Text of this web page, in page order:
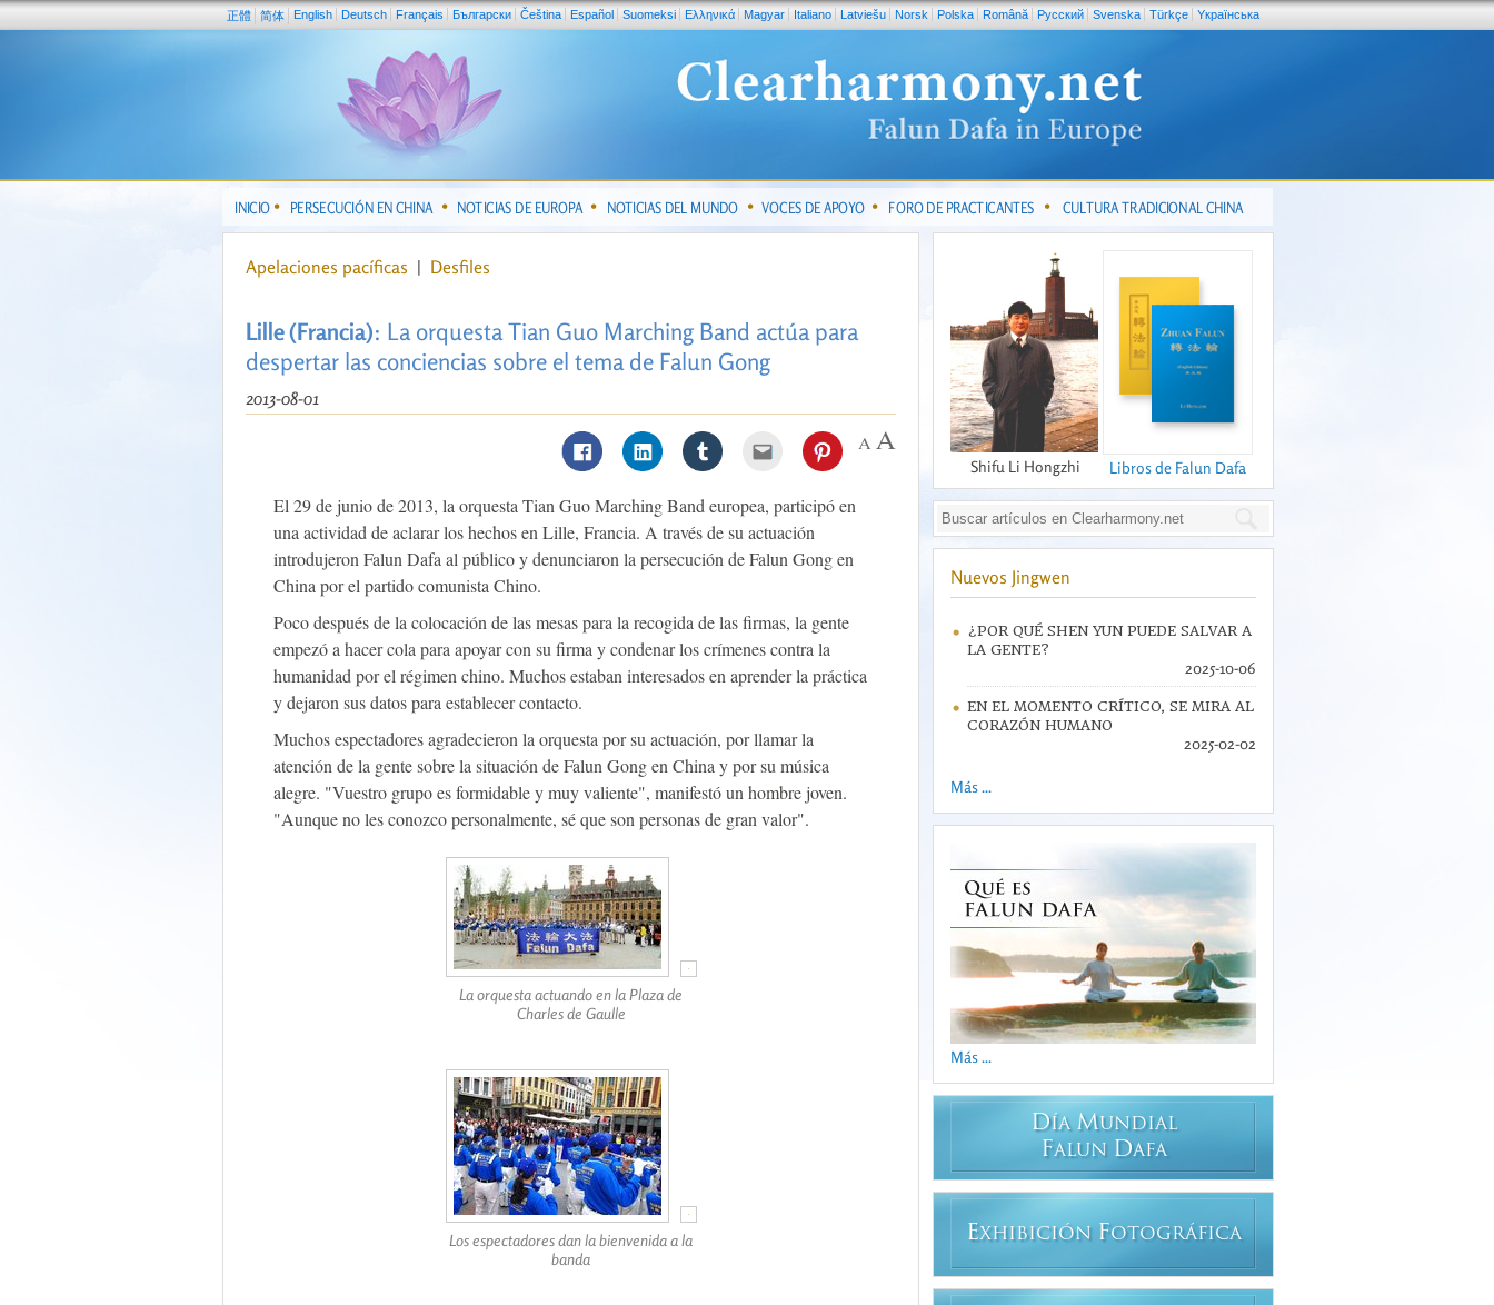
正體 简体 English Deutsch Français Български Čeština Español Suomeksi Ελληνικά Magyar Italiano Latviešu Norsk Polska Română Pусский Svenska Türkçe Yкраїнська
INICIO PERSECUCIÓN EN CHINA NOTICIAS DE EUROPA NOTICIAS DEL MUNDO VOCES DE APOYO FORO DE PRACTICANTES CULTURA TRADICIONAL CHINA
Apelaciones pacíficas | Desfiles
Lille (Francia): La orquesta Tian Guo Marching Band actúa para
despertar las conciencias sobre el tema de Falun Gong
2013-08-01
El 29 de junio de 2013, la orquesta Tian Guo Marching Band europea, participó en
una actividad de aclarar los hechos en Lille, Francia. A través de su actuación
introdujeron Falun Dafa al público y denunciaron la persecución de Falun Gong en
China por el partido comunista Chino.
Poco después de la colocación de las mesas para la recogida de las firmas, la gente
empezó a hacer cola para apoyar con su firma y condenar los crímenes contra la
humanidad por el régimen chino. Muchos estaban interesados en aprender la práctica
y dejaron sus datos para establecer contacto.
Muchos espectadores agradecieron la orquesta por su actuación, por llamar la
atención de la gente sobre la situación de Falun Gong en China y por su música
alegre. "Vuestro grupo es formidable y muy valiente", manifestó un hombre joven.
"Aunque no les conozco personalmente, sé que son personas de gran valor".
La orquesta actuando en la Plaza de
Charles de Gaulle
Los espectadores dan la bienvenida a la
banda
Shifu Li Hongzhi Libros de Falun Dafa
Nuevos Jingwen
¿POR QUÉ SHEN YUN PUEDE SALVAR A
LA GENTE?
2025-10-06
EN EL MOMENTO CRÍTICO, SE MIRA AL
CORAZÓN HUMANO
2025-02-02
Más ...
Más ...
DÍA MUNDIAL
FALUN DAFA
EXHIBICIÓN FOTOGRÁFICA